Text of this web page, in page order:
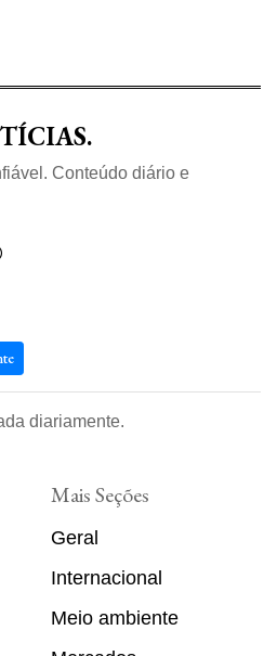
Conteúdo diário e
diariamente.
Mais Seções
Geral
Internacional
Meio ambiente